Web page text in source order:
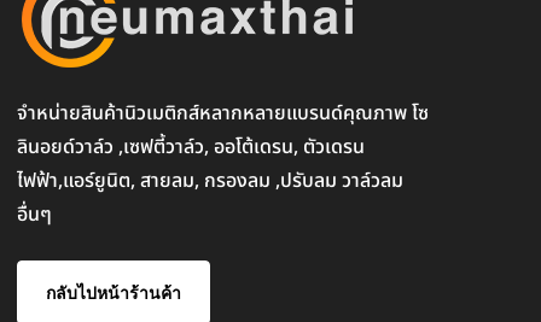
จำหน่ายสินค้านิวเมติกส์หลากหลายแบรนด์คุณภาพ โซ
ลินอยด์วาล์ว ,เซฟตี้วาล์ว, ออโต้เดรน, ตัวเดรน
ไฟฟ้า,แอร์ยูนิต, สายลม, กรองลม ,ปรับลม วาล์วลม
อื่นๆ
กลับไปหน้าร้านค้า